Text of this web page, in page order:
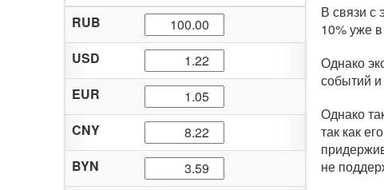
RUB
USD
EUR
CNY
BYN
В связи с
10% уже
Однако
событий
Однако
так как
не